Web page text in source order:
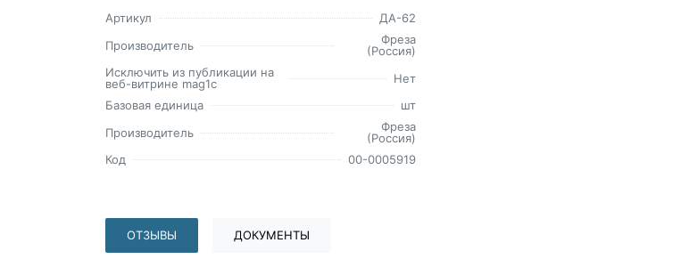
Артикул
ДА-62
Производитель
Фреза
(Россия)
Исключить из публикации на
веб-витрине mag1c
Нет
Базовая единица
шт
Производитель
Фреза
(Россия)
Код
00-0005919
ОТЗЫВЫ ДОКУМЕНТЫ